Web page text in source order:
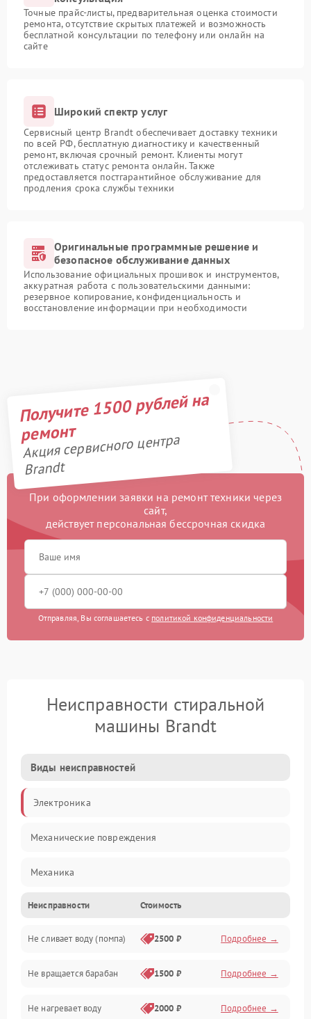
Точные прайс-листы, предварительная оценка стоимости
ремонта, отсутствие скрытых платежей и возможность
бесплатной консультации по телефону или онлайн на
сайте
Широкий спектр услуг
Сервисный центр Brandt обеспечивает доставку техники
по всей РФ, бесплатную диагностику и качественный
ремонт, включая срочный ремонт. Клиенты могут
отслеживать статус ремонта онлайн. Также
предоставляется постгарантийное обслуживание для
продления срока службы техники
Оригинальные программные решение и
безопасное обслуживание данных
Использование официальных прошивок и инструментов,
аккуратная работа с пользовательскими данными:
резервное копирование, конфиденциальность и
восстановление информации при необходимости
Получите 1500 рублей на
ремонт
Акция сервисного центра
Brandt
При оформлении заявки на ремонт техники через
сайт,
действует персональная бессрочная скидка
Отправляя, Вы соглашаетесь с политикой конфиденциальности
Неисправности стиральной
машины Brandt
Виды неисправностей
Электроника
Механические повреждения
Механика
Электропитание
Водоснабжение
Слив
Программное обеспечение
Неисправности Стоимость
Не сливает воду (помпа) 2500 ₽ Подробнее →
Не вращается барабан 1500 ₽ Подробнее →
Не нагревает воду 2000 ₽ Подробнее →